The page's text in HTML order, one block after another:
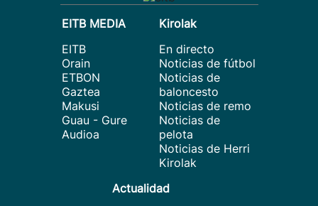
EITB MEDIA
EITB
Orain
ETBON
Gaztea
Makusi
Guau - Gure
Audioa
Kirolak
En directo
Noticias de fútbol
Noticias de
baloncesto
Noticias de remo
Noticias de
pelota
Noticias de Herri
Kirolak
Actualidad